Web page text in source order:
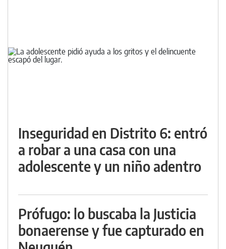
Inseguridad en Distrito 6: entró
a robar a una casa con una
adolescente y un niño adentro
Prófugo: lo buscaba la Justicia
bonaerense y fue capturado en